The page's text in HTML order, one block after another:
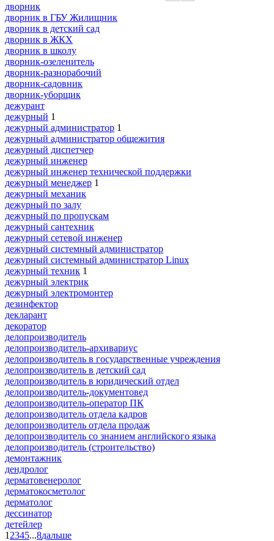
дворник
дворник в ГБУ Жилищник
дворник в детский сад
дворник в ЖКХ
дворник в школу
дворник-озеленитель
дворник-разнорабочий
дворник-садовник
дворник-уборщик
дежурант
дежурный 1
дежурный администратор 1
дежурный администратор общежития
дежурный диспетчер
дежурный инженер
дежурный инженер технической поддержки
дежурный менеджер 1
дежурный механик
дежурный по залу
дежурный по пропускам
дежурный сантехник
дежурный сетевой инженер
дежурный системный администратор
дежурный системный администратор Linux
дежурный техник 1
дежурный электрик
дежурный электромонтер
дезинфектор
декларант
декоратор
делопроизводитель
делопроизводитель-архивариус
делопроизводитель в государственные учреждения
делопроизводитель в детский сад
делопроизводитель в юридический отдел
делопроизводитель-документовед
делопроизводитель-оператор ПК
делопроизводитель отдела кадров
делопроизводитель отдела продаж
делопроизводитель со знанием английского языка
делопроизводитель (строительство)
демонтажник
дендролог
дерматовенеролог
дерматокосметолог
дерматолог
дессинатор
детейлер
1 2345...8дальше